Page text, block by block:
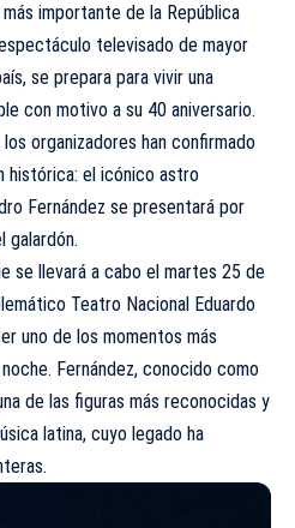
importante de la República
televisado de mayor
se prepara para vivir una
con motivo a su 40 aniversario.
organizadores han confirmado
histórica: el icónico astro
Fernández se presentará por
galardón.
se llevará a cabo el martes 25 de
Teatro Nacional Eduardo
uno de los momentos más
Fernández, conocido como
de las figuras más reconocidas y
latina, cuyo legado ha